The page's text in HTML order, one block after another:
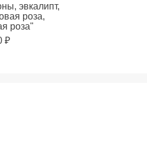
эвкалипт,
роза,
роза"
₽